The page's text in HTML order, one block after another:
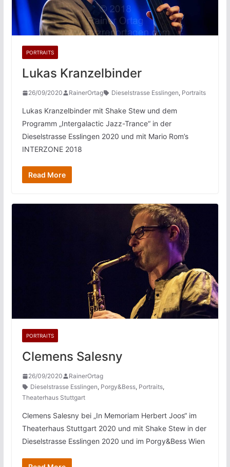
PORTRAITS
Lukas Kranzelbinder
26/09/2020 RainerOrtag Dieselstrasse Esslingen, Portraits
Lukas Kranzelbinder mit Shake Stew und dem
Programm „Intergalactic Jazz-Trance“ in der
Dieselstrasse Esslingen 2020 und mit Mario Rom’s
INTERZONE 2018
Read More
PORTRAITS
Clemens Salesny
26/09/2020
RainerOrtag
Dieselstrasse Esslingen, Porgy&Bess, Portraits,
Theaterhaus Stuttgart
Clemens Salesny bei „In Memoriam Herbert Joos“ im
Theaterhaus Stuttgart 2020 und mit Shake Stew in der
Dieselstrasse Esslingen 2020 und im Porgy&Bess Wien